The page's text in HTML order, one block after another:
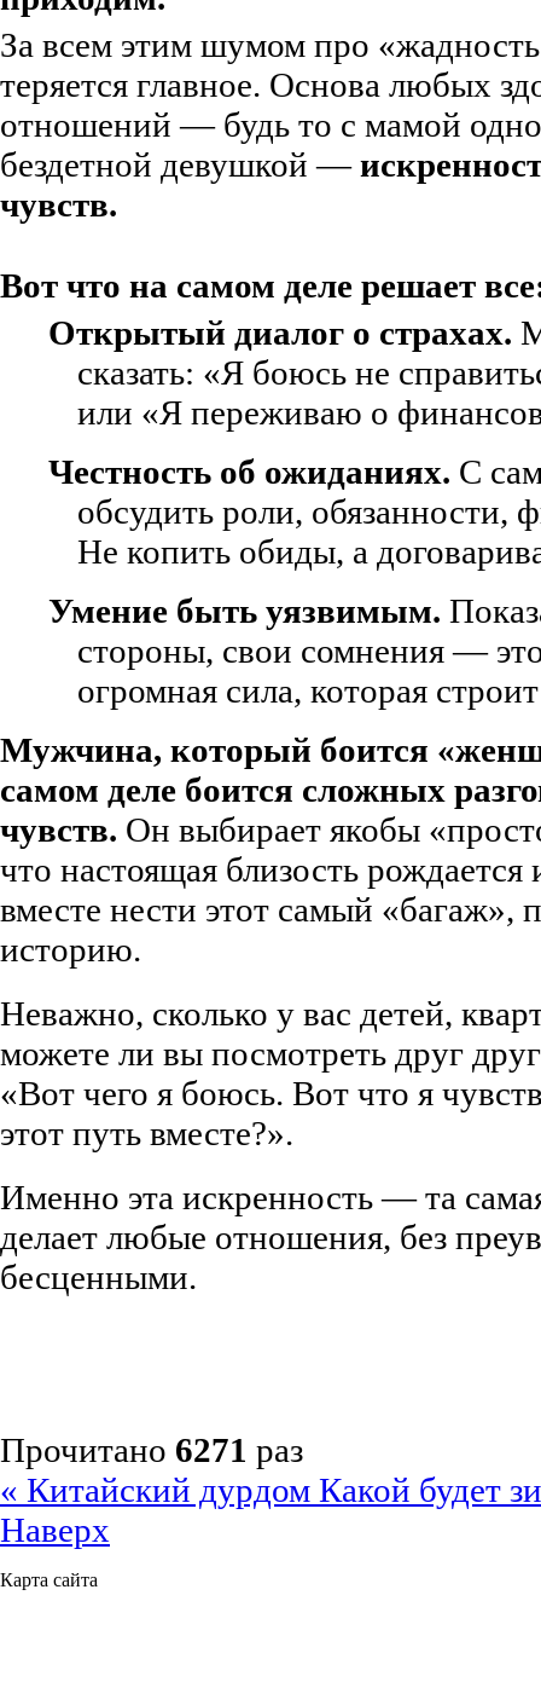
За всем этим шумом про
теряется главное. Основа любых
отношений — будь то с мамой
бездетной девушкой —
чувств.
Вот что на самом деле решает
Открытый диалог о страхах.
сказать: «Я боюсь не
или «Я переживаю о
Честность об ожиданиях. С
обсудить роли, обязанности,
Не копить обиды, а
Умение быть уязвимым.
стороны, свои сомнения —
огромная сила, которая
Мужчина, который боится
самом деле боится сложных
чувств. Он выбирает якобы
что настоящая близость
вместе нести этот самый «багаж»,
историю.
Неважно, сколько у вас детей,
можете ли вы посмотреть друг
«Вот чего я боюсь. Вот что я
этот путь вместе?».
Именно эта искренность — та
делает любые отношения, без
бесценными.
Прочитано 6271 раз
« Китайский дурдом Какой будет
Наверх
Карта сайта